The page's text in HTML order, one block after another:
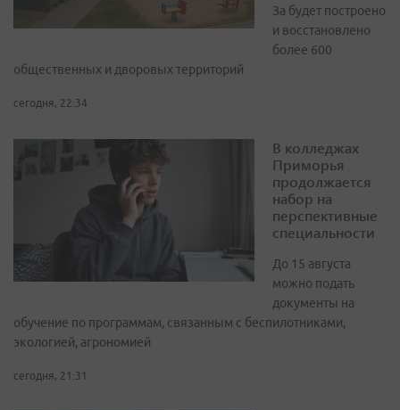
За будет построено
и восстановлено
более 600
общественных и дворовых территорий
сегодня, 22:34
В колледжах
Приморья
продолжается
набор на
перспективные
специальности
До 15 августа
можно подать
документы на
обучение по программам, связанным с беспилотниками,
экологией, агрономией
сегодня, 21:31